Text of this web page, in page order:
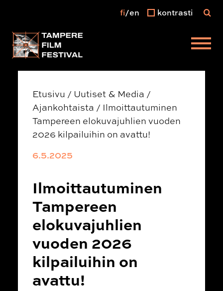
Päävalikko
fi en kontrasti
Etusivu / Uutiset & Media /
Ajankohtaista / Ilmoittautuminen
Tampereen elokuvajuhlien vuoden
2026 kilpailuihin on avattu!
6.5.2025
Ilmoittautuminen
Tampereen
elokuvajuhlien
vuoden 2026
kilpailuihin on
avattu!